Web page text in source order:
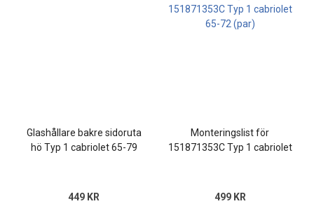
Glashållare bakre sidoruta
hö Typ 1 cabriolet 65-79
449 KR
Monteringslist för
151871353C Typ 1 cabriolet
499 KR